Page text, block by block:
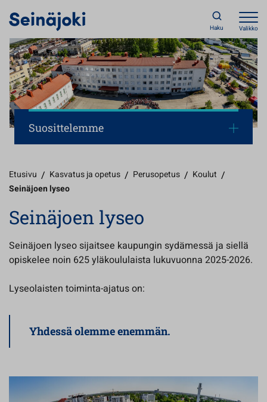
Haku Valikko
Suosittelemme
Etusivu / Kasvatus ja opetus / Perusopetus / Koulut /
Seinäjoen lyseo
Seinäjoen lyseo
Seinäjoen lyseo sijaitsee kaupungin sydämessä ja siellä
opiskelee noin 625 yläkoululaista lukuvuonna 2025-2026.
Lyseolaisten toiminta-ajatus on:
Yhdessä olemme enemmän.